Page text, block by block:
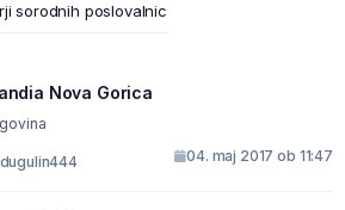
sorodnih poslovalnic
Nova Gorica
04. maj 2017 ob 11:47